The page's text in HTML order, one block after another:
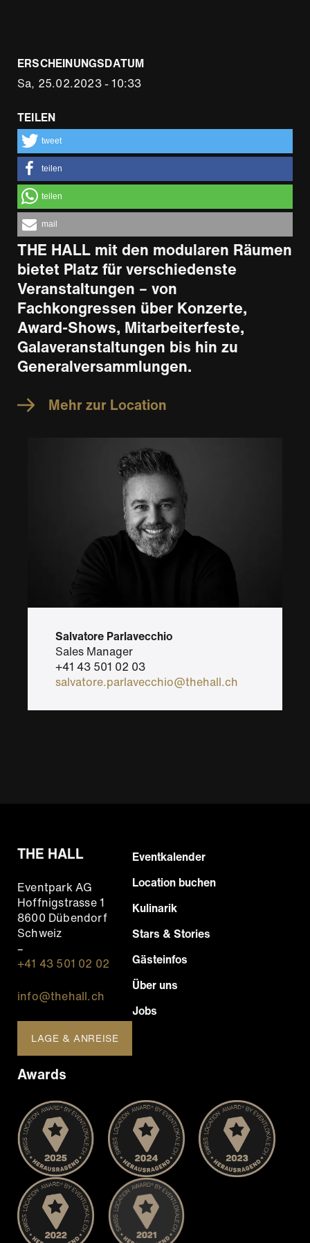
ERSCHEINUNGSDATUM
Sa, 25.02.2023 - 10:33
TEILEN
tweet
teilen
teilen
mail
THE HALL mit den modularen Räumen
bietet Platz für verschiedenste
Veranstaltungen – von
Fachkongressen über Konzerte,
Award-Shows, Mitarbeiterfeste,
Galaveranstaltungen bis hin zu
Generalversammlungen.
Mehr zur Location
Salvatore Parlavecchio
Sales Manager
+41 43 501 02 03
salvatore.parlavecchio@thehall.ch
THE HALL
Eventpark AG
Hoffnigstrasse 1
8600 Dübendorf
Schweiz
–
+41 43 501 02 02
info@thehall.ch
LAGE & ANREISE
Footer
Hauptnavigation
Eventkalender
Location buchen
Kulinarik
Stars & Stories
Gästeinfos
Über uns
Jobs
Awards